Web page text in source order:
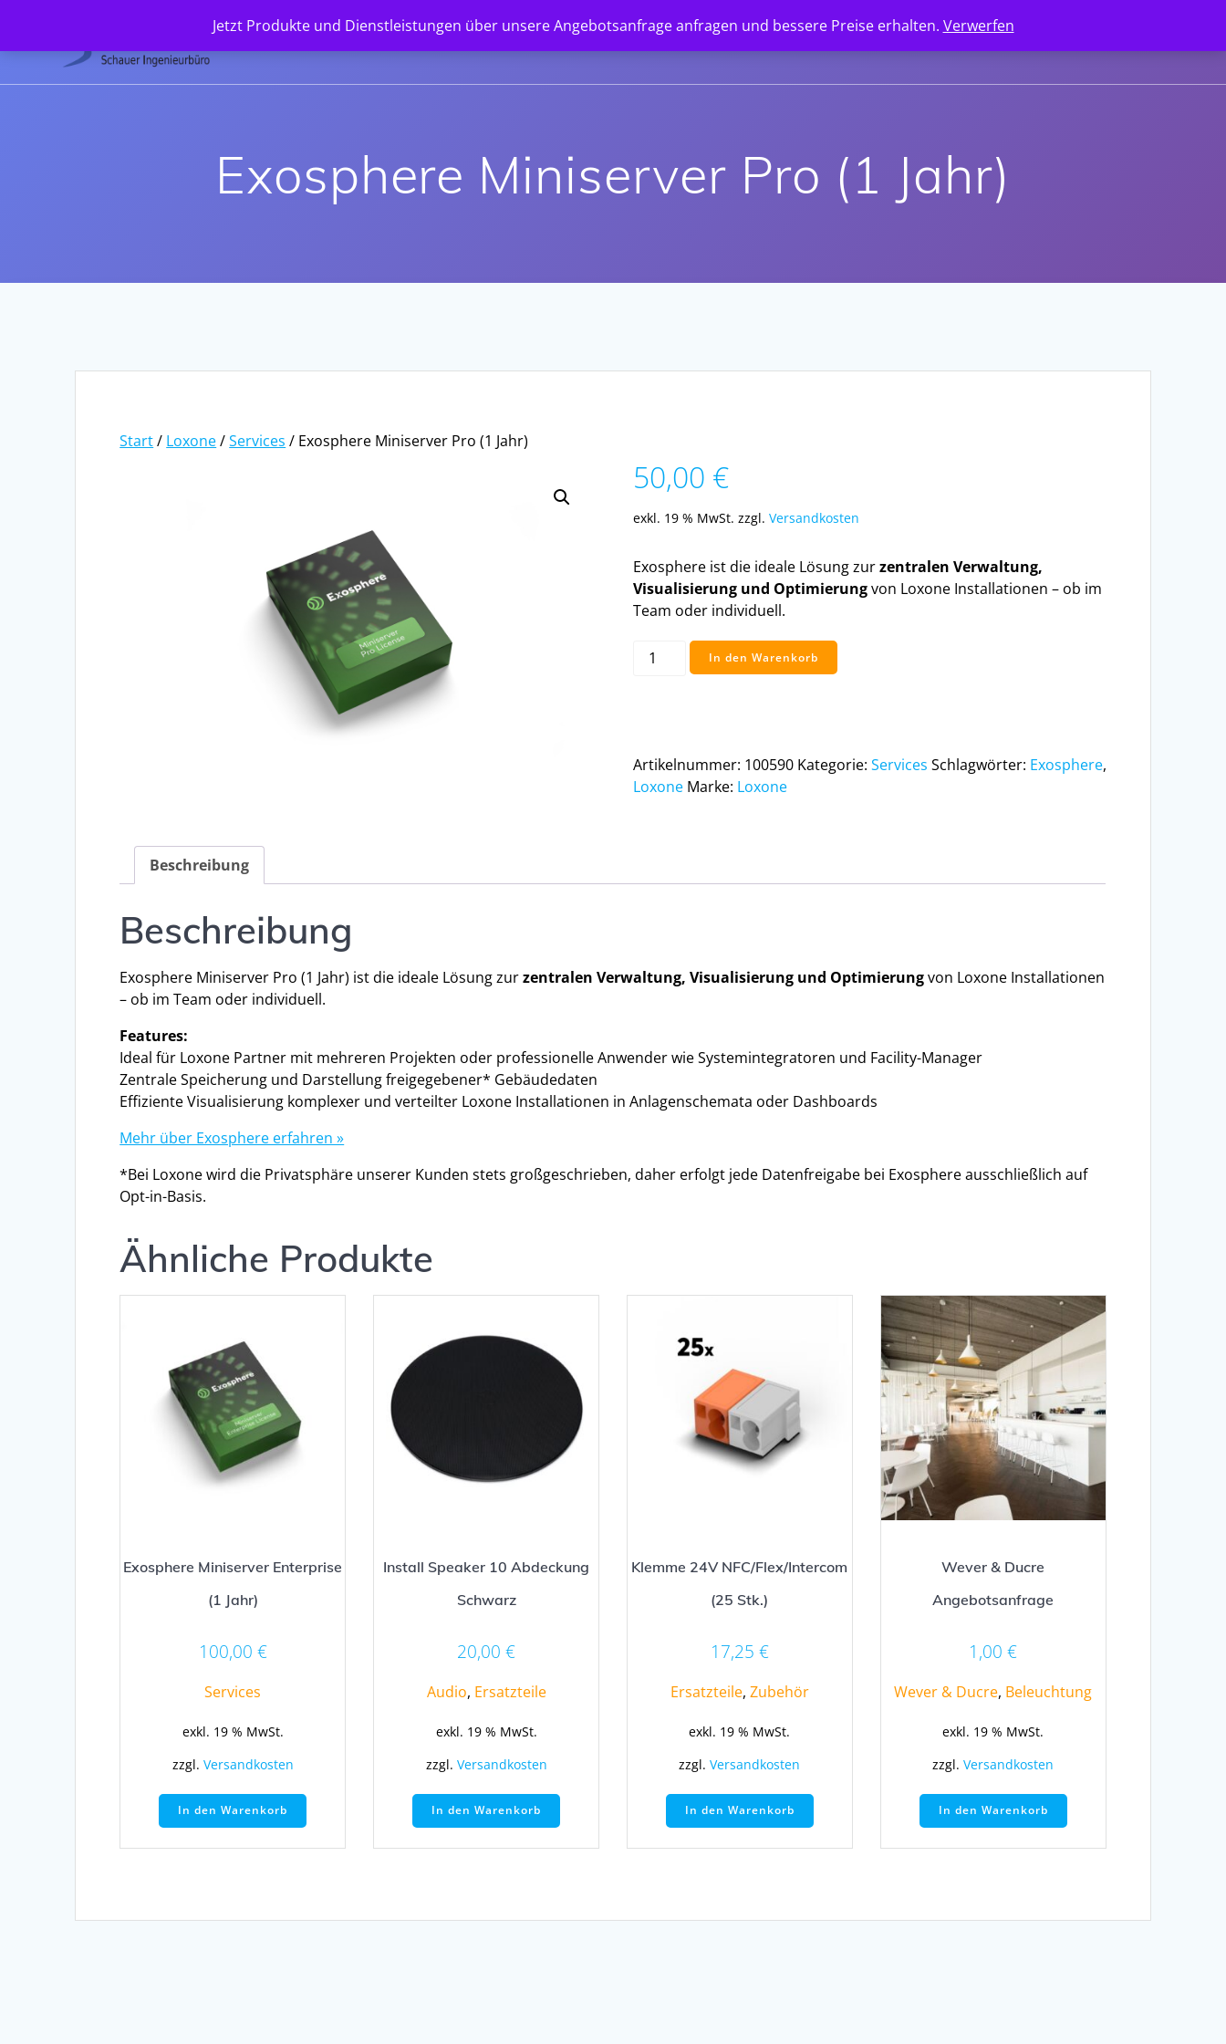
Jetzt Produkte und Dienstleistungen über unsere Angebotsanfrage anfragen und bessere Preise erhalten. Verwerfen
springen
STARTSEITE UNTERNEHMEN
Exosphere Miniserver Pro (1 Jahr)
Start/ Loxone/Services / Exosphere Miniserver Pro (1 Jahr)
50,00 €
exkl. 19 % MwSt. zzgl. Versandkosten
Exosphere ist die ideale Lösung zurzentralen Verwaltung,
Visualisierung und Optimierungvon Loxone Installationen – ob im
Team oder individuell.
Exosphere
Miniserver
Menge
In den Warenkorb
Artikelnummer: 100590 Kategorie: Services Schlagwörter: Exosphere,
Loxone Marke: Loxone
Beschreibung
Beschreibung
Exosphere Miniserver Pro (1 Jahr) ist die ideale Lösung zurzentralen Verwaltung, Visualisierung und Optimierungvon Loxone Installationen
– ob im Team oder individuell.
Features:
Ideal für Loxone Partner mit mehreren Projekten oder professionelle Anwender wie Systemintegratoren und Facility-Manager
Zentrale Speicherung und Darstellung freigegebener* Gebäudedaten
Effiziente Visualisierung komplexer und verteilter Loxone Installationen in Anlagenschemata oder Dashboards
Mehr über Exosphere erfahren »
*Bei Loxone wird die Privatsphäre unserer Kunden stets großgeschrieben, daher erfolgt jede Datenfreigabe bei Exosphere ausschließlich auf
Opt-in-Basis.
Ähnliche Produkte
Exosphere Miniserver Enterprise
(1 Jahr)
100,00 €
Services
exkl. 19 % MwSt.
zzgl. Versandkosten
In den Warenkorb
Install Speaker 10 Abdeckung
Schwarz
20,00€
Audio, Ersatzteile
exkl. 19 % MwSt.
zzgl. Versandkosten
In den Warenkorb
Klemme 24V NFC/Flex/Intercom
(25 Stk.)
17,25 €
Ersatzteile, Zubehör
exkl. 19 % MwSt.
zzgl.Versandkosten
In den Warenkorb
Wever & Ducre
Angebotsanfrage
1,00€
Wever & Ducre, Beleuchtung
exkl. 19 % MwSt.
zzgl.Versandkosten
In den Warenkorb